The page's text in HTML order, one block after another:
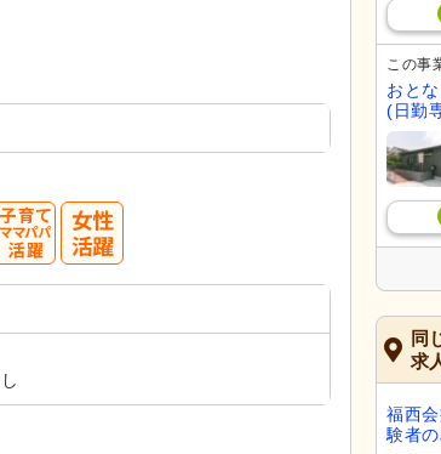
この事
おと
(日勤
同
求
福西
験者